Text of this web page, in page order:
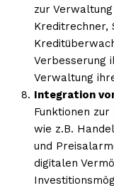
zur
Kreditrechner,
Verbesserung
Verwaltung
Integration
Funktionen
wie z.B.
und
digitalen